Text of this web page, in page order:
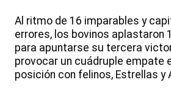
Al ritmo de 16 imparables y
errores, los bovinos aplastaron
para apuntarse su tercera
provocar un cuádruple empate
posición con felinos, Estrellas y